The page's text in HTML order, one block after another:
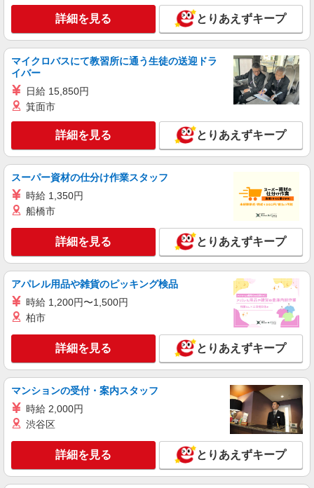
株式会社とりせん
スーパーマーケットの店内スタッフ（惣菜部
門）
時給1,141円〜 午前8時前 及び 午後5時以降は
時給UPアリ！！ 日曜・祝日、お盆、年末はさら
キープ 詳細を見る
嘱託
株式会社とりせん
月給206,000円〜280,000円 ※通勤費規定内支
給
とりせん加須浜町店 埼玉県加須市浜町1-17
キープ 詳細を見る
詳細を見る とりあえずキープ
マイクロバスにて教習所に通う生徒の送迎ドラ
イバー
日給 15,850円
箕面市
詳細を見る とりあえずキープ
スーパー資材の仕分け作業スタッフ
時給 1,350円
船橋市
詳細を見る とりあえずキープ
アパレル用品や雑貨のピッキング検品
時給 1,200円〜1,500円
柏市
詳細を見る とりあえずキープ
マンションの受付・案内スタッフ
時給 2,000円
渋谷区
詳細を見る とりあえずキープ